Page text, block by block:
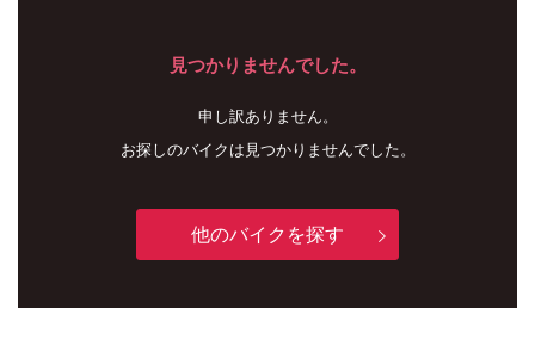
見つかりませんでした。
申し訳ありません。
お探しのバイクは見つかりませんでした。
他のバイクを探す